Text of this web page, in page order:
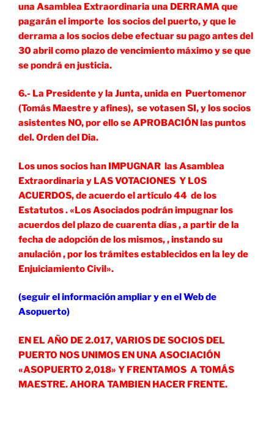
una Asamblea Extraordinaria una DERRAMA que
pagarán el importe los socios del puerto, y que le
derrama a los socios debe efectuar su pago antes del
30 abril como plazo de vencimiento máximo y se que
se pondrá en justicia.
6.- La Presidente y la Junta, unida en Puertomenor
(Tomás Maestre y afines), se votasen SI, y los socios
asistentes NO, por ello se APROBACIÓN las puntos
del. Orden del Dia.
Los unos socios han IMPUGNAR las Asamblea
Extraordinaria y LAS VOTACIONES Y L0S
ACUERDOS, de acuerdo el artículo 44 de los
Estatutos . «Los Asociados podrán impugnar los
acuerdos del plazo de cuarenta días , a partir de la
fecha de adopción de los mismos, , instando su
anulación , por los trámites establecidos en la ley de
Enjuiciamiento Civil».
(seguir el información ampliar y en el Web de
Asopuerto)
EN EL AÑO DE 2.017, VARIOS DE SOCIOS DEL
PUERTO NOS UNIMOS EN UNA ASOCIACIÓN
«ASOPUERTO 2,018» Y FRENTAMOS A TOMÁS
MAESTRE. AHORA TAMBIEN HACER FRENTE.